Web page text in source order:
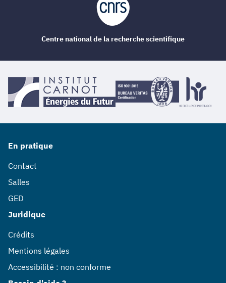
En pratique
Contact
Salles
GED
Juridique
Crédits
Mentions légales
Accessibilité : non conforme
Centre national de la recherche scientifique